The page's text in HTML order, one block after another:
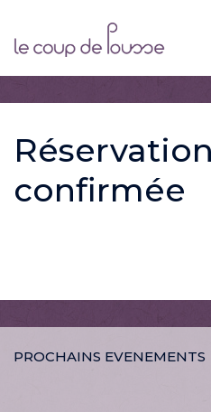
to
content
Réservation
confirmée
PROCHAINS EVENEMENTS